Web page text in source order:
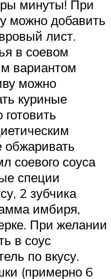
минуты! При
можно добавить
лист.
в соевом
вариантом
можно
куриные
обжаривать
соевого соуса
специи
2 зубчика
имбиря,
При желании
в соус
по вкусу.
(примерно 6